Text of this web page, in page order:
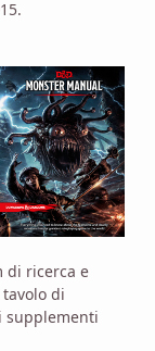
di ricerca e
di
supplementi